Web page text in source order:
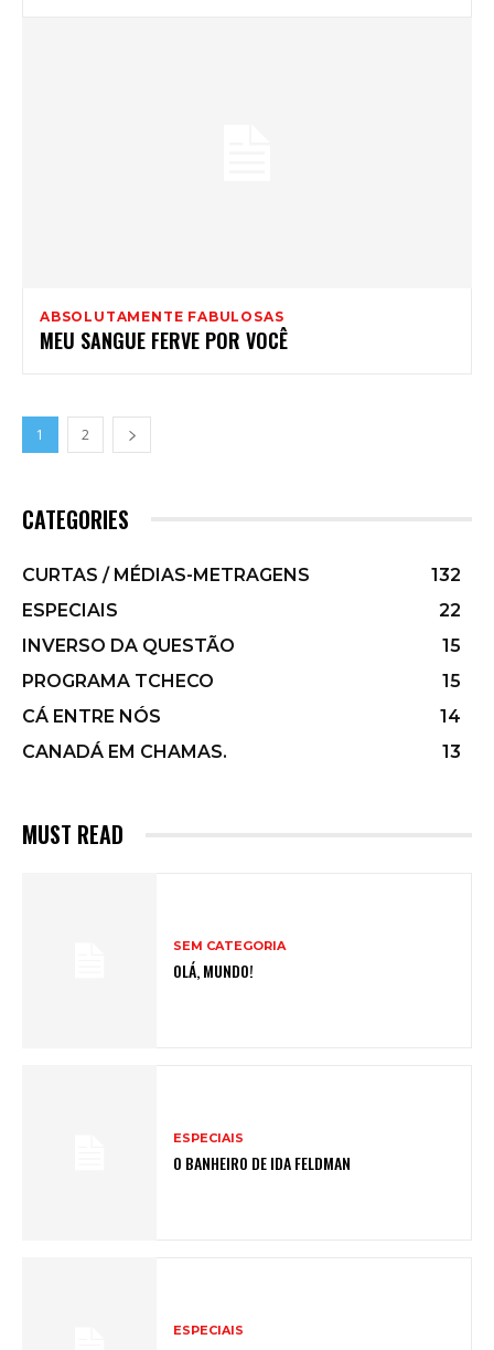
ABSOLUTAMENTE FABULOSAS
MEU SANGUE FERVE POR VOCÊ
1 2
CATEGORIES
CURTAS / MÉDIAS-METRAGENS
132
ESPECIAIS
22
INVERSO DA QUESTÃO
15
PROGRAMA TCHECO
15
CÁ ENTRE NÓS
14
CANADÁ EM CHAMAS.
13
MUST READ
SEM CATEGORIA
OLÁ, MUNDO!
ESPECIAIS
O BANHEIRO DE IDA FELDMAN
ESPECIAIS